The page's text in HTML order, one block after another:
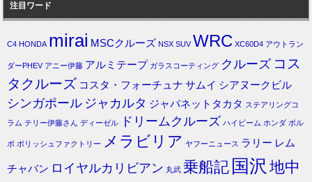
注目ワード
C4 HONDA mirai MSCクルーズ NSX SUV WRC XC60D4 アウトラン
ダーPHEV アニー伊藤 アルミテープ ガラスコーティング クルーズ コス
タクルーズ コスタ・フォーチュナ サムイ シアヌークビル
シンガポール ジャカルタ ジャパネットタカタ ステアリングコ
ラム テリー伊藤さん ディーゼル ドリームクルーズ ハイビーム ホンダ ボル
ボ ポリッシュファクトリー メラビリア ヤフーニュース ラリー レム
チャバン ロイヤルカリビアン 丸武 乗船記 国沢 地中